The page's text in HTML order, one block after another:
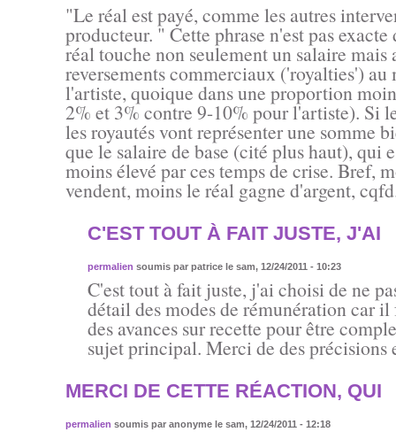
"Le réal est payé, comme les autres
producteur. " Cette phrase n'est pas exacte
réal touche non seulement un salaire mais
reversements commerciaux ('royalties') au
l'artiste, quoique dans une proportion
2% et 3% contre 9-10% pour l'artiste). Si
les royautés vont représenter une somme
que le salaire de base (cité plus haut), qui
moins élevé par ces temps de crise. Bref,
vendent, moins le réal gagne d'argent,
C'EST TOUT À FAIT JUSTE, J'AI
permalien soumis par patricele sam, 12/24/2011 - 10:23
C'est tout à fait juste, j'ai choisi de ne
détail des modes de rémunération car
des avances sur recette pour être
sujet principal. Merci de des précisions
MERCI DE CETTE RÉACTION, QUI
permalien soumis par anonymele sam, 12/24/2011 - 12:18